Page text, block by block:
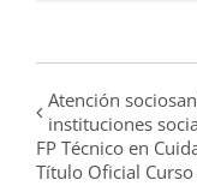
Atención
instituciones
FP Técnico en
Título Oficial